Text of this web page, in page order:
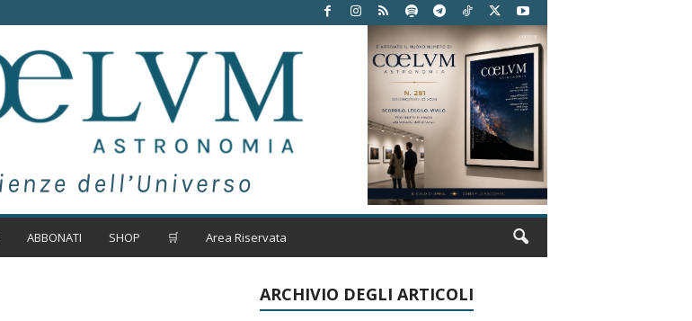
ABBONATI SHOP 🛒 Area Riservata
ARCHIVIO DEGLI ARTICOLI